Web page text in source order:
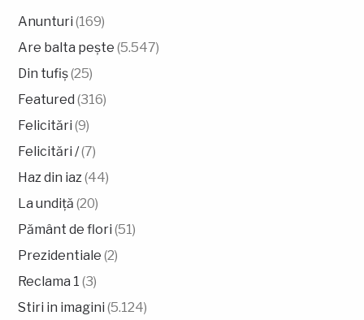
Anunturi (169)
Are balta pește (5.547)
Din tufiș(25)
Featured (316)
Felicitări (9)
Felicitări /(7)
Haz din iaz(44)
La undiță (20)
Pământ de flori (51)
Prezidentiale (2)
Reclama 1 (3)
Stiri in imagini (5.124)